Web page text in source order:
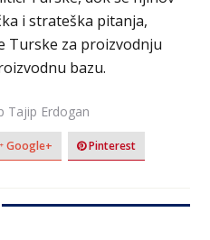
i strateška pitanja,
Turske za proizvodnju
bazu.
Tajip Erdogan
Google+ Pinterest